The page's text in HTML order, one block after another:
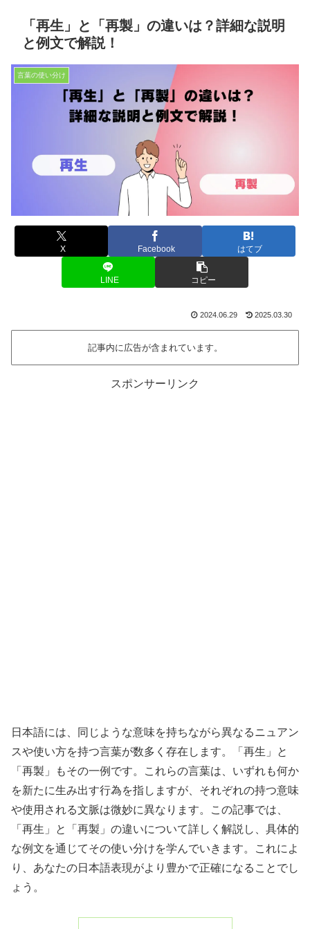
「再生」と「再製」の違いは？詳細な説明
と例文で解説！
言葉の使い分け
X Facebook はてブ
LINE コピー
2024.06.29 2025.03.30
記事内に広告が含まれています。
スポンサーリンク
日本語には、同じような意味を持ちながら異なるニュアン
スや使い方を持つ言葉が数多く存在します。「再生」と
「再製」もその一例です。これらの言葉は、いずれも何か
を新たに生み出す行為を指しますが、それぞれの持つ意味
や使用される文脈は微妙に異なります。この記事では、
「再生」と「再製」の違いについて詳しく解説し、具体的
な例文を通じてその使い分けを学んでいきます。これによ
り、あなたの日本語表現がより豊かで正確になることでし
ょう。